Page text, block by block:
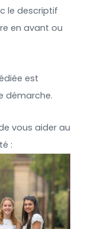
le descriptif
en avant ou
est
démarche.
vous aider au
: